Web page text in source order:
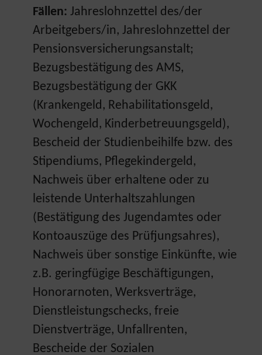
Fällen: Jahreslohnzettel des/der
Arbeitgebers/in, Jahreslohnzettel der
Pensionsversicherungsanstalt;
Bezugsbestätigung des AMS,
Bezugsbestätigung der GKK
(Krankengeld, Rehabilitationsgeld,
Wochengeld, Kinderbetreuungsgeld),
Bescheid der Studienbeihilfe bzw. des
Stipendiums, Pflegekindergeld,
Nachweis über erhaltene oder zu
leistende Unterhaltszahlungen
(Bestätigung des Jugendamtes oder
Kontoauszüge des Prüfjungsahres),
Nachweis über sonstige Einkünfte, wie
z.B. geringfügige Beschäftigungen,
Honorarnoten, Werksverträge,
Dienstleistungschecks, freie
Dienstverträge, Unfallrenten,
Bescheide der Sozialen